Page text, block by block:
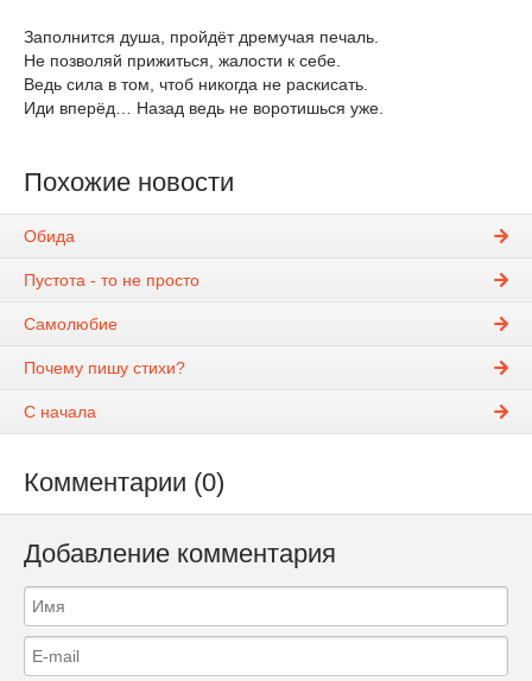
Заполнится душа, пройдёт дремучая печаль.
Не позволяй прижиться, жалости к себе.
Ведь сила в том, чтоб никогда не раскисать.
Иди вперёд… Назад ведь не воротишься уже.
Похожие новости
Обида
Пустота - то не просто
Самолюбие
Почему пишу стихи?
С начала
Комментарии (0)
Добавление комментария